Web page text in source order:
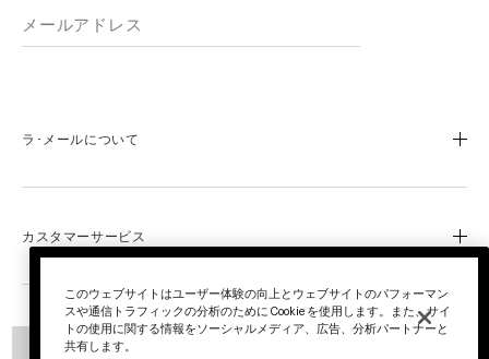
ラ･メールについて
成分と製品づくりへのこだわり
ブルーハート
ラ･メールのサイエンス
オンラインショップ特典
カスタマーサービス
よくあるご質問
お電話でのお問い合わせ
0120-950-775
公式チャンネル
このウェブサイトはユーザー体験の向上とウェブサイトのパフォーマン
スや通信トラフィックの分析のために Cookie を使用します。また、サイ
トの使用に関する情報をソーシャルメディア、広告、分析パートナーと
共有します。